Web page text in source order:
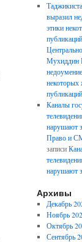
выразил
этики
Мухиддин
некоторых
Каналы
нарушают
Право и
записи
нарушают
Архивы
Декабрь
Ноябрь
Октябрь
Сентябрь